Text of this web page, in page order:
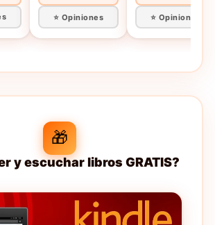
⭐ Opiniones ⭐ Opiniones
🎁
y escuchar libros GRATIS?